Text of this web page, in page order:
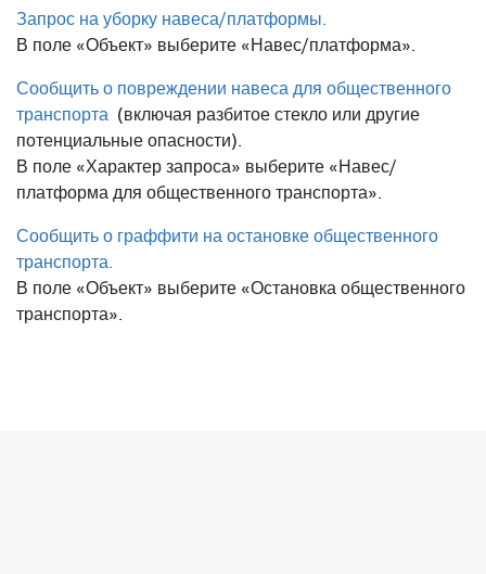
Запрос на уборку навеса/платформы.
В поле «Объект» выберите «Навес/платформа».
Сообщить о повреждении навеса для общественного
транспорта (включая разбитое стекло или другие
потенциальные опасности).
В поле «Характер запроса» выберите «Навес/
платформа для общественного транспорта».
Сообщить о граффити на остановке общественного
транспорта.
В поле «Объект» выберите «Остановка общественного
транспорта».